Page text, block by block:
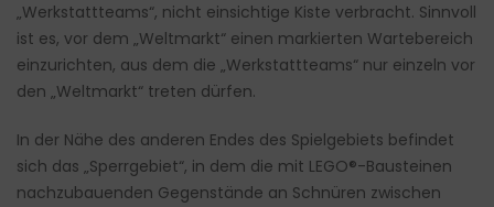
„Werkstattteams“, nicht einsichtige Kiste verbracht. Sinnvoll
ist es, vor dem „Weltmarkt“ einen markierten Wartebereich
einzurichten, aus dem die „Werkstattteams“ nur einzeln vor
den „Weltmarkt“ treten dürfen.
In der Nähe des anderen Endes des Spielgebiets befindet
sich das „Sperrgebiet“, in dem die mit LEGO®-Bausteinen
nachzubauenden Gegenstände an Schnüren zwischen